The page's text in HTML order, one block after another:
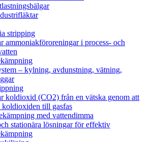
stripping
ammoniakföroreningar i process- och
– kylning, avdunstning, vätning,
koldioxid (CO2) från en vätska genom att
koldioxiden till gasfas
med vattendimma
stationära lösningar för effektiv